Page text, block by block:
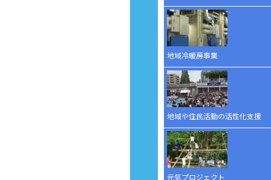
地域冷暖房事業
地域や住民活動の活性化支援
元気プロジェクト